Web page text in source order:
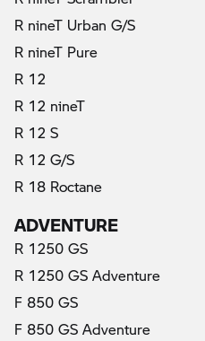
R nineT Urban G/S
R nineT Pure
R 12
R 12 nineT
R 12 S
R 12 G/S
R 18 Roctane
ADVENTURE
R 1250 GS
R 1250 GS Adventure
F 850 GS
F 850 GS Adventure